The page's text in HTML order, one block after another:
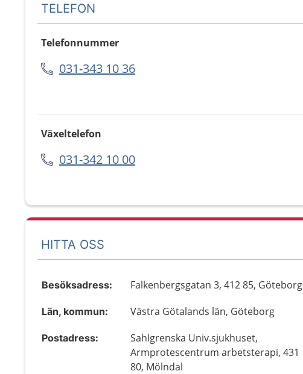
TELEFON
Telefonnummer
031-343 10 36
Växeltelefon
031-342 10 00
HITTA OSS
Besöksadress: Falkenbergsgatan 3, 412 85, Göteborg
Län, kommun: Västra Götalands län, Göteborg
Postadress:
Sahlgrenska Univ.sjukhuset,
Armprotescentrum arbetsterapi, 431
80, Mölndal